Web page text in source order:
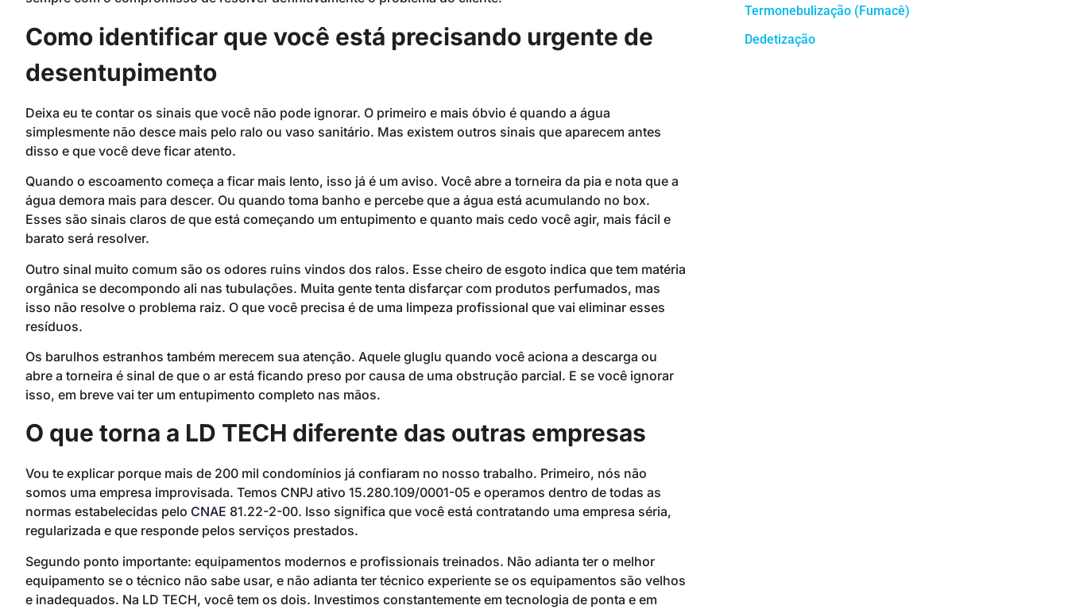
Como identificar que você está precisando urgente de
desentupimento
Deixa eu te contar os sinais que você não pode ignorar. O primeiro e mais óbvio é quando a água
simplesmente não desce mais pelo ralo ou vaso sanitário. Mas existem outros sinais que aparecem antes
disso e que você deve ficar atento.
Quando o escoamento começa a ficar mais lento, isso já é um aviso. Você abre a torneira da pia e nota que a
água demora mais para descer. Ou quando toma banho e percebe que a água está acumulando no box.
Esses são sinais claros de que está começando um entupimento e quanto mais cedo você agir, mais fácil e
barato será resolver.
Outro sinal muito comum são os odores ruins vindos dos ralos. Esse cheiro de esgoto indica que tem matéria
orgânica se decompondo ali nas tubulações. Muita gente tenta disfarçar com produtos perfumados, mas
isso não resolve o problema raiz. O que você precisa é de uma limpeza profissional que vai eliminar esses
resíduos.
Os barulhos estranhos também merecem sua atenção. Aquele gluglu quando você aciona a descarga ou
abre a torneira é sinal de que o ar está ficando preso por causa de uma obstrução parcial. E se você ignorar
isso, em breve vai ter um entupimento completo nas mãos.
O que torna a LD TECH diferente das outras empresas
Vou te explicar porque mais de 200 mil condomínios já confiaram no nosso trabalho. Primeiro, nós não
somos uma empresa improvisada. Temos CNPJ ativo 15.280.109/0001-05 e operamos dentro de todas as
normas estabelecidas pelo CNAE 81.22-2-00. Isso significa que você está contratando uma empresa séria,
regularizada e que responde pelos serviços prestados.
Segundo ponto importante: equipamentos modernos e profissionais treinados. Não adianta ter o melhor
equipamento se o técnico não sabe usar, e não adianta ter técnico experiente se os equipamentos são velhos
e inadequados. Na LD TECH, você tem os dois. Investimos constantemente em tecnologia de ponta e em
Termonebulização (Fumacê)
Dedetização